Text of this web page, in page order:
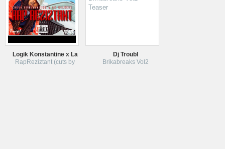
Logik Konstantine x La
RapReziztant (cuts by
Dj Troubl
Brikabreaks Vol2